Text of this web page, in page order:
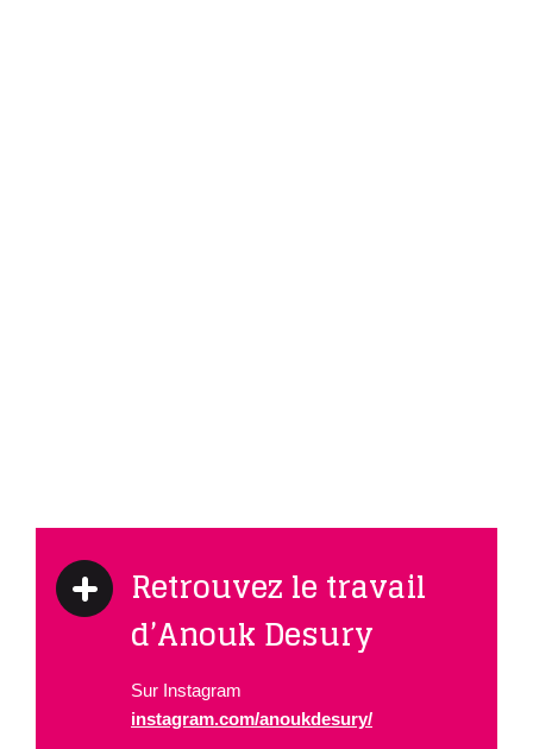
Retrouvez le travail
d’Anouk Desury
Sur Instagram
instagram.com/anoukdesury/